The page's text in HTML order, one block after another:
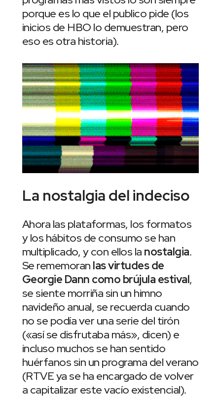
porque es lo que el publico pide (los
inicios de HBO lo demuestran, pero
eso es otra historia).
La nostalgia del indeciso
Ahora las plataformas, los formatos
y los hábitos de consumo se han
multiplicado, y con ellos la nostalgia.
Se rememoran las virtudes de
Georgie Dann como brújula estival,
se siente morriña sin un himno
navideño anual, se recuerda cuando
no se podía ver una serie del tirón
(«así se disfrutaba más», dicen) e
incluso muchos se han sentido
huérfanos sin un programa del verano
(RTVE ya se ha encargado de volver
a capitalizar este vacío existencial).